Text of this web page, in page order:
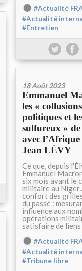
#Actualité
#Actualité
#Entretien
18 Août 2023
Emmanuel
les « collusions
politiques et
sulfureux »
avec
Jean LÉVY
Ce que, depuis
Emmanuel
six mois avant le
militaire au
confort des
du passé :
influence aux
opérations
satisfaire de
#Actualité
#Actualité
#Tribune libre